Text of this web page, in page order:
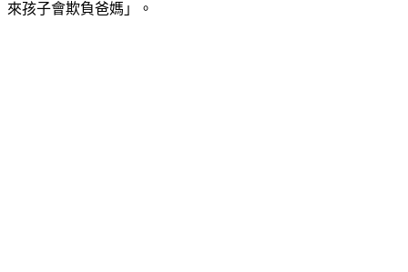
倫：「小孩很乖，都可以睡過夜，沒什麼問題」，才發現「原